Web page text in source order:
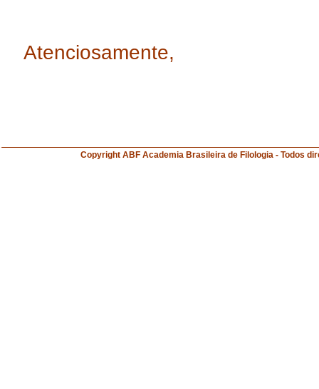
Atenciosamente,
Copyright ABF Academia Brasileira de